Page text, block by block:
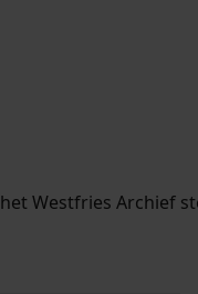
zoektips.
zoektips.
Westfries Archief
uw zoekopdracht te